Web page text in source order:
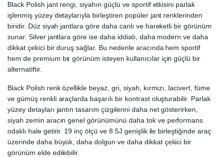
Black Polish jant rengi, siyahın güçlü ve sportif etkisini parlak
işlenmiş yüzey detaylarıyla birleştiren popüler jant renklerinden
biridir. Düz siyah jantlara göre daha canlı ve hareketli bir görünüm
sunar. Silver jantlara göre ise daha iddialı, daha modern ve daha
dikkat çekici bir duruş sağlar. Bu nedenle aracında hem sportif
hem de premium bir görünüm isteyen kullanıcılar için güçlü bir
alternatiftir.
Black Polish renk özellikle beyaz, gri, siyah, kırmızı, lacivert, füme
ve gümüş renkli araçlarda başarılı bir kontrast oluşturabilir. Parlak
yüzey detayları jantın tasarım çizgilerini daha net gösterirken,
siyah zemin aracın genel görünümünü daha tok ve performans
odaklı hale getirir. 19 inç ölçü ve 8.5J genişlik ile birleştiğinde araç
üzerinde daha büyük, daha dolgun ve daha dikkat çekici bir
görünüm elde edilebilir.